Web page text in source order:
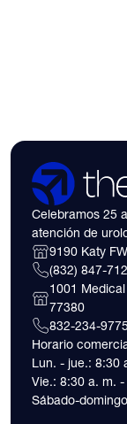
Celebramos 25
atención de
9190 Katy
(832) 847-
1001
77380
832-234-9775
Horario
Lun. - jue.: 8:30
Vie.: 8:30 a. m. -
Sábado-